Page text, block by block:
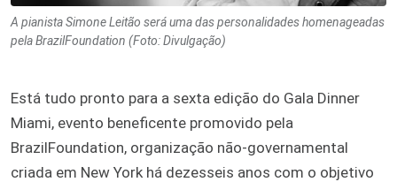
A pianista Simone Leitão será uma das personalidades homenageadas
pela BrazilFoundation (Foto: Divulgação)
Está tudo pronto para a sexta edição do Gala Dinner
Miami, evento beneficente promovido pela
BrazilFoundation, organização não-governamental
criada em New York há dezesseis anos com o objetivo